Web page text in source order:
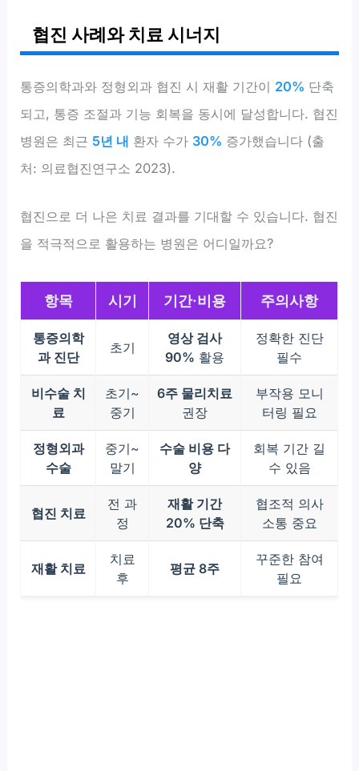
협진 사례와 치료 시너지
통증의학과와 정형외과 협진 시 재활 기간이 20% 단축
되고, 통증 조절과 기능 회복을 동시에 달성합니다. 협진
병원은 최근 5년 내 환자 수가 30% 증가했습니다 (출
처: 의료협진연구소 2023).
협진으로 더 나은 치료 결과를 기대할 수 있습니다. 협진
을 적극적으로 활용하는 병원은 어디일까요?
항목 시기 기간·비용 주의사항
통증의학
과 진단
초기
영상 검사
90% 활용
정확한 진단
필수
비수술 치
료
초기~
중기
6주 물리치료
권장
부작용 모니
터링 필요
정형외과
수술
중기~
말기
수술 비용 다
양
회복 기간 길
수 있음
협진 치료
전 과
정
재활 기간
20% 단축
협조적 의사
소통 중요
재활 치료
치료
후
평균 8주
꾸준한 참여
필요